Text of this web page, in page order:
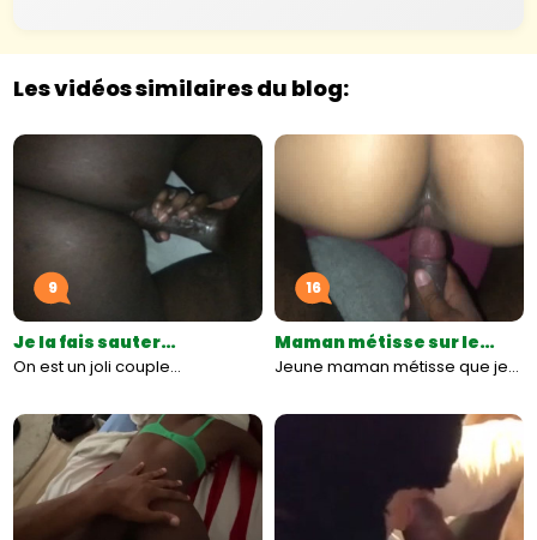
Les vidéos similaires du blog:
9
Je la fais sauter…
On est un joli couple…
16
Maman métisse sur le…
Jeune maman métisse que je…